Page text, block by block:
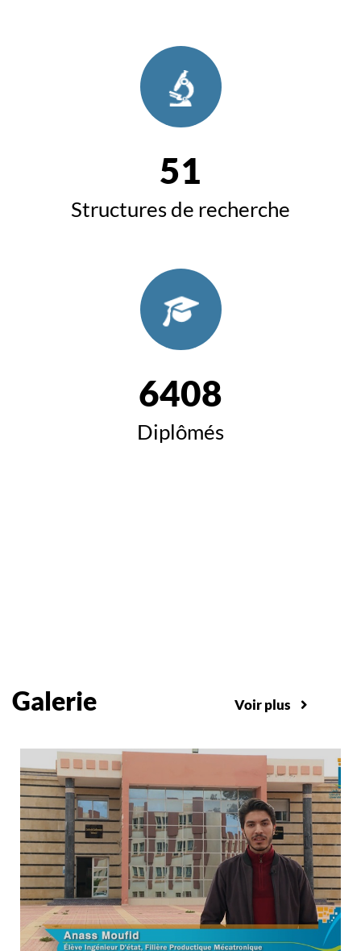
51
Structures de recherche
6408
Diplômés
Galerie Voir plus